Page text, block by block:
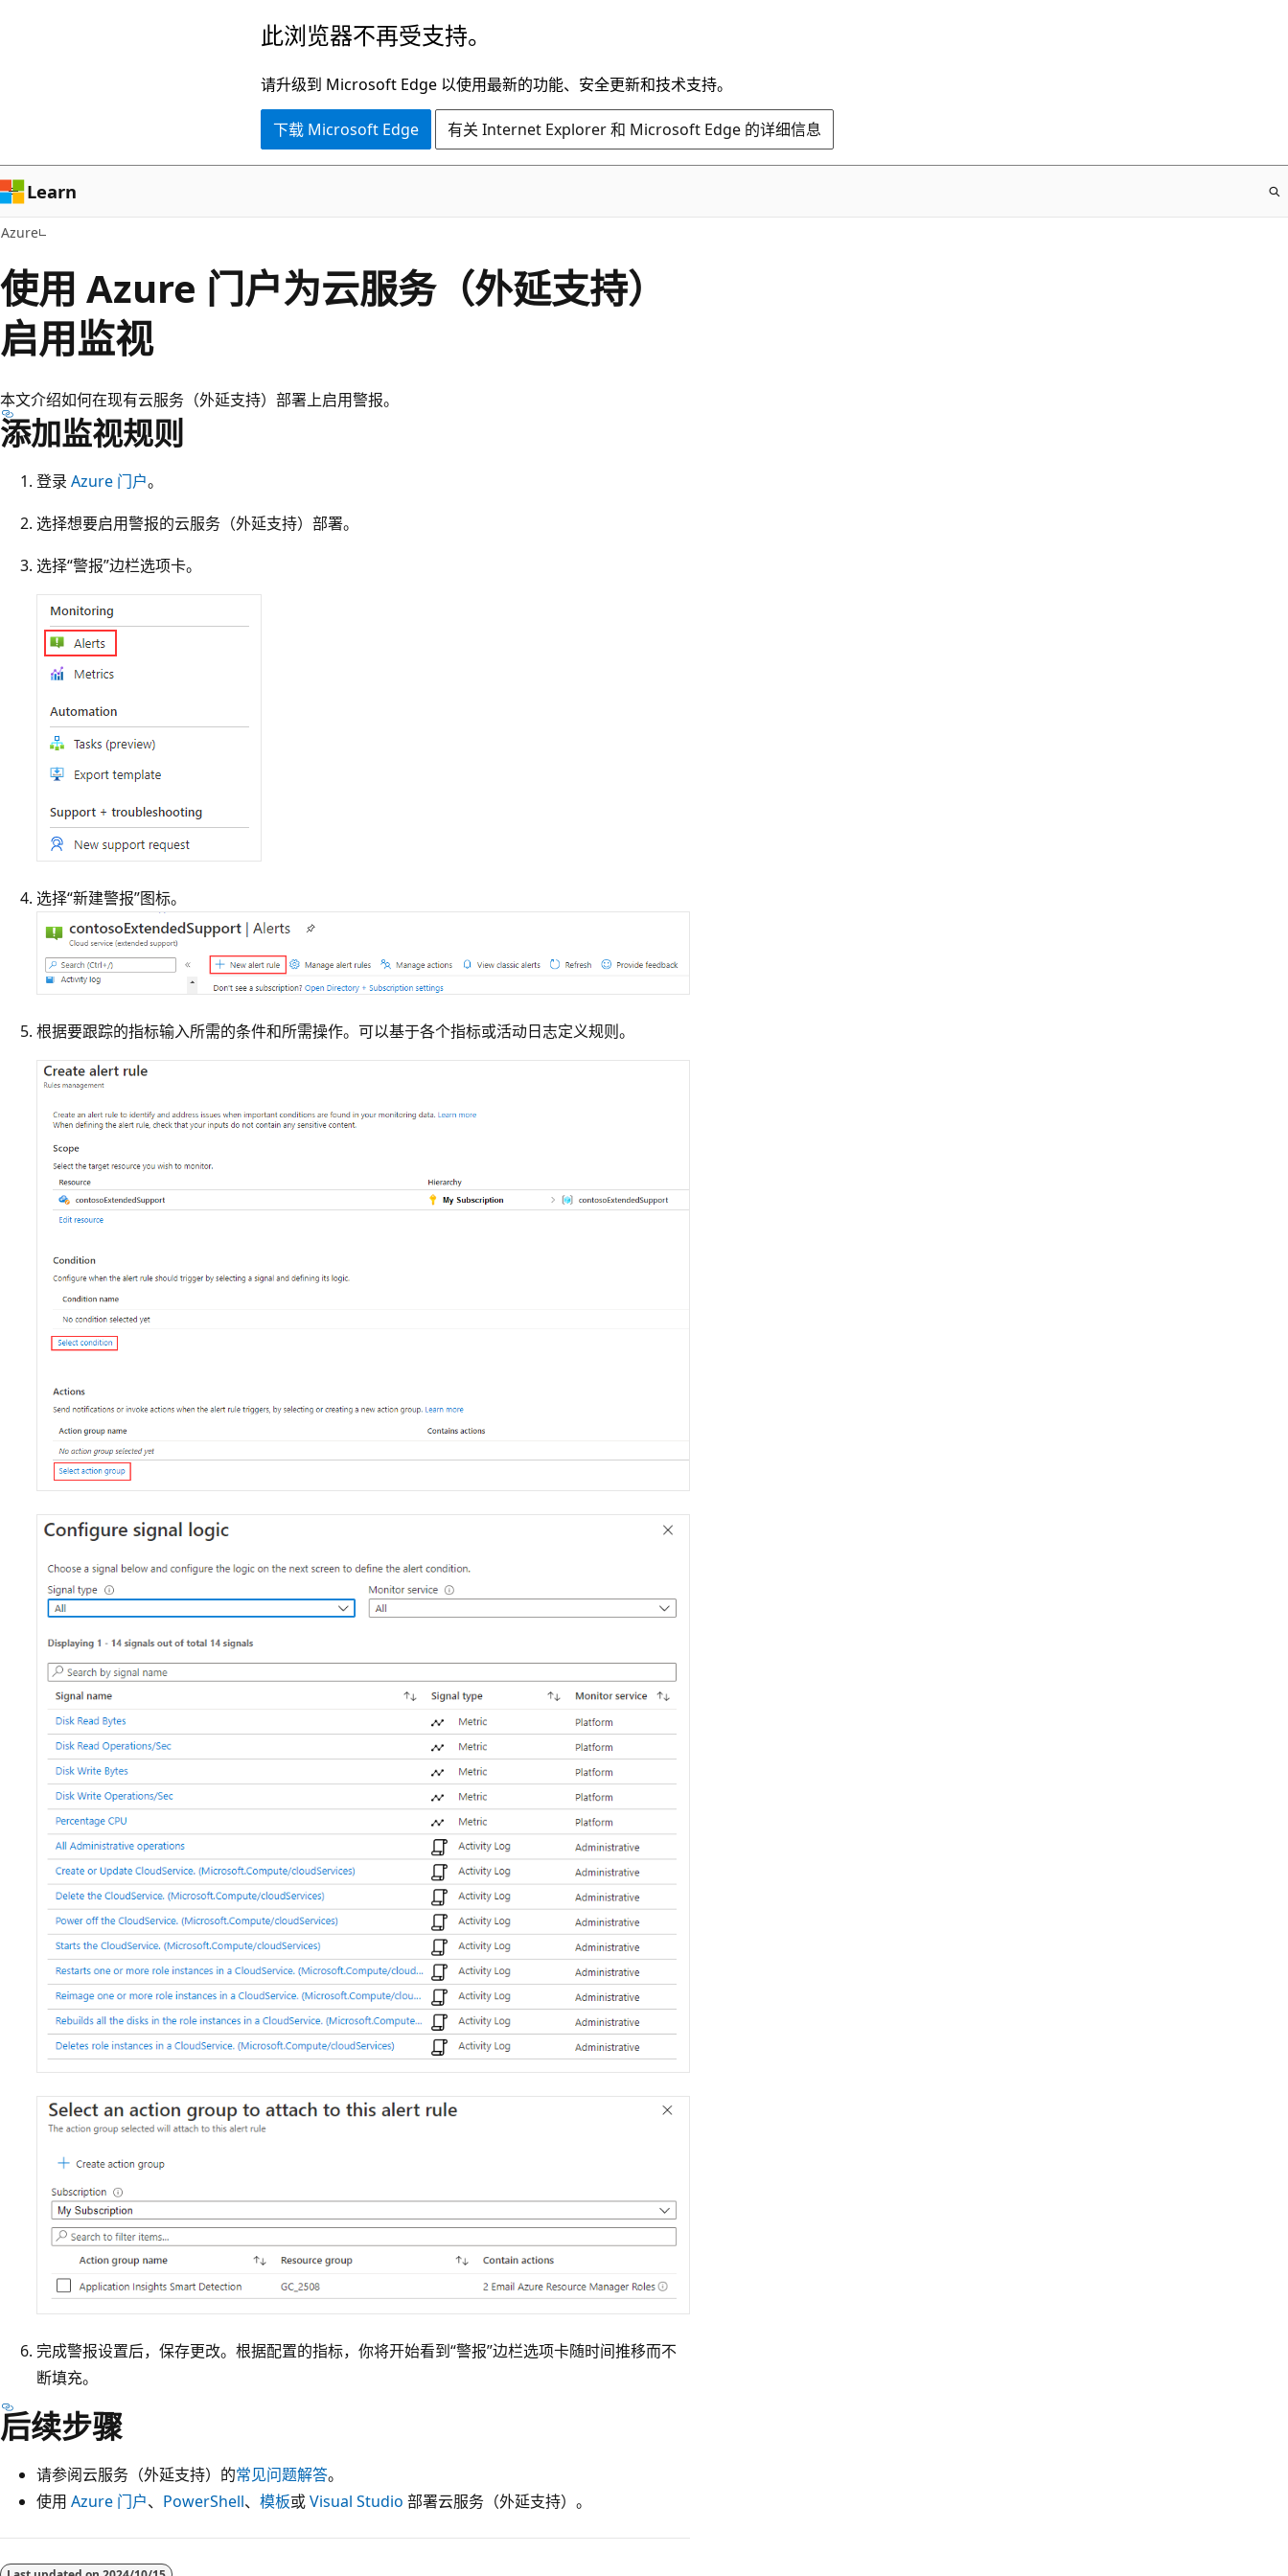
容
此浏览器不再受支持。
请升级到 Microsoft Edge 以使用最新的功能、安全更新和技术支持。
下载 Microsoft Edge 有关 Internet Explorer 和 Microsoft Edge 的详细信息
Learn
Azure
使用 Azure 门户为云服务（外延支持）
启用监视
本文介绍如何在现有云服务（外延支持）部署上启用警报。
添加监视规则
登录 Azure 门户。
选择想要启用警报的云服务（外延支持）部署。
选择“警报”边栏选项卡。
选择“新建警报”图标。
根据要跟踪的指标输入所需的条件和所需操作。可以基于各个指标或活动日志定义规则。
完成警报设置后，保存更改。根据配置的指标，你将开始看到“警报”边栏选项卡随时间推移而不
断填充。
后续步骤
请参阅云服务（外延支持）的常见问题解答。
使用 Azure 门户、 PowerShell、 模板或Visual Studio 部署云服务（外延支持）。